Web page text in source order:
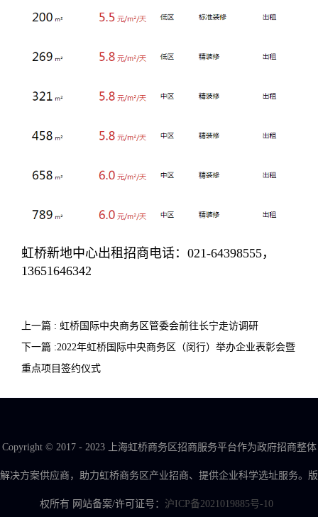
虹桥新地中心出租招商电话：021-64398555，
13651646342
上一篇 : 虹桥国际中央商务区管委会前往长宁走访调研
下一篇 :2022年虹桥国际中央商务区（闵行）举办企业表彰会暨
重点项目签约仪式
Copyright © 2017 - 2023 上海虹桥商务区招商服务平台作为政府招商整体
解决方案供应商，助力虹桥商务区产业招商、提供企业科学选址服务。版
权所有 网站备案/许可证号： 沪ICP备2021019885号-10